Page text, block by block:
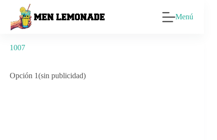
contenido
Menú
1007
Opción 1(sin publicidad)